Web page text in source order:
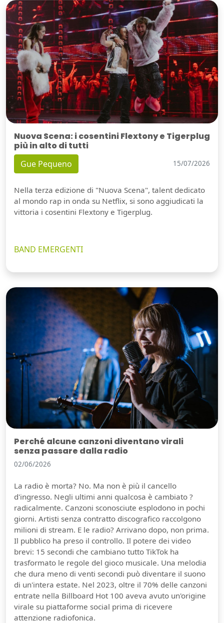
Nuova Scena: i cosentini Flextony e Tigerplug
più in alto di tutti
Gue Pequeno 15/07/2026
Nella terza edizione di "Nuova Scena", talent dedicato
al mondo rap in onda su Netflix, si sono aggiudicati la
vittoria i cosentini Flextony e Tigerplug.
BAND EMERGENTI
Perché alcune canzoni diventano virali
senza passare dalla radio
02/06/2026
La radio è morta? No. Ma non è più il cancello
d'ingresso. Negli ultimi anni qualcosa è cambiato ?
radicalmente. Canzoni sconosciute esplodono in pochi
giorni. Artisti senza contratto discografico raccolgono
milioni di stream. E le radio? Arrivano dopo, non prima.
Il pubblico ha preso il controllo. Il potere dei video
brevi: 15 secondi che cambiano tutto TikTok ha
trasformato le regole del gioco musicale. Una melodia
che dura meno di venti secondi può diventare il suono
di un'intera estate. Nel 2023, oltre il 70% delle canzoni
entrate nella Billboard Hot 100 aveva avuto un'origine
virale su piattaforme social prima di ricevere
attenzione radiofonica.